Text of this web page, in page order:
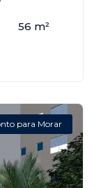
56 m²
para Morar